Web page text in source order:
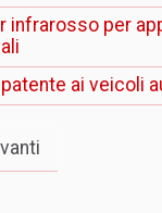
infrarosso per
patente ai veicoli